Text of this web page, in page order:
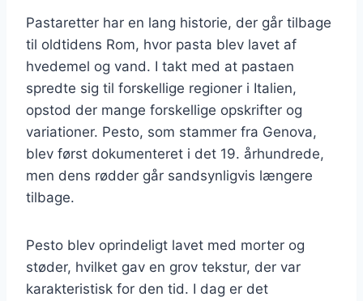
Pastaretter har en lang historie, der går tilbage
til oldtidens Rom, hvor pasta blev lavet af
hvedemel og vand. I takt med at pastaen
spredte sig til forskellige regioner i Italien,
opstod der mange forskellige opskrifter og
variationer. Pesto, som stammer fra Genova,
blev først dokumenteret i det 19. århundrede,
men dens rødder går sandsynligvis længere
tilbage.
Pesto blev oprindeligt lavet med morter og
støder, hvilket gav en grov tekstur, der var
karakteristisk for den tid. I dag er det